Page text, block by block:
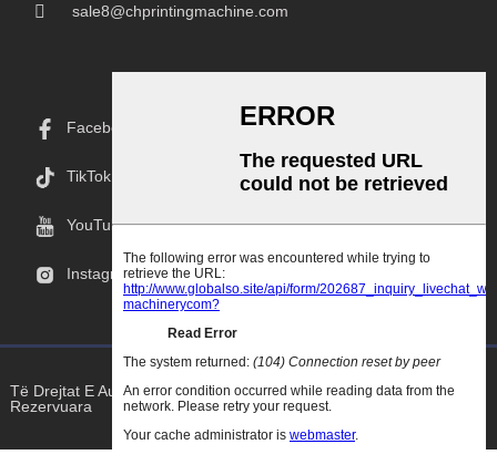
sale8@chprintingmachine.com
Facebook
TikTok
YouTube
Instagram
Të Drejtat E Autorit © 2025 Goodao.Cn Të Gjitha Të Drejtat E
Rezervuara